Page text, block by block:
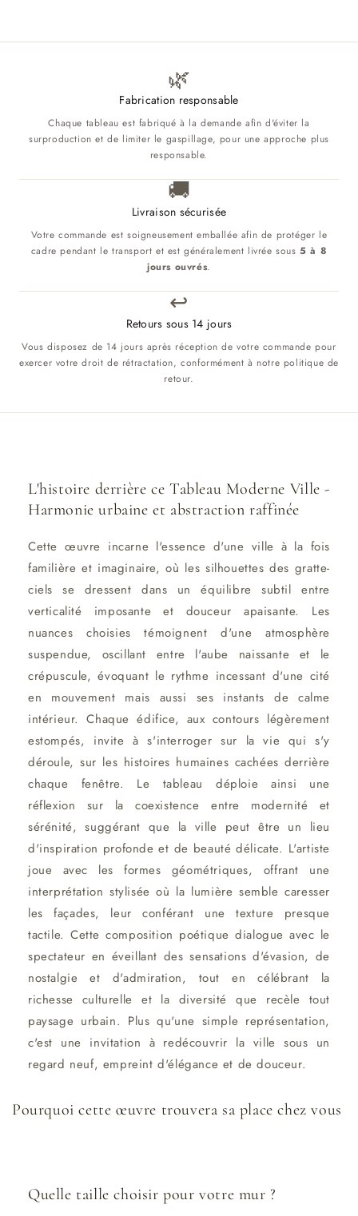
🌿
Fabrication responsable
Chaque tableau est fabriqué à la demande afin d'éviter la
surproduction et de limiter le gaspillage, pour une approche plus
responsable.
🚚
Livraison sécurisée
Votre commande est soigneusement emballée afin de protéger le
cadre pendant le transport et est généralement livrée sous5 à 8
jours ouvrés.
↩️
Retours sous 14 jours
Vous disposez de 14 jours après réception de votre commande pour
exercer votre droit de rétractation, conformément à notre politique de
retour.
L'histoire derrière ce Tableau Moderne Ville -
Harmonie urbaine et abstraction raffinée
Cette œuvre incarne l'essence d'une ville à la fois
familière et imaginaire, où les silhouettes des gratte-
ciels se dressent dans un équilibre subtil entre
verticalité imposante et douceur apaisante. Les
nuances choisies témoignent d'une atmosphère
suspendue, oscillant entre l'aube naissante et le
crépuscule, évoquant le rythme incessant d'une cité
en mouvement mais aussi ses instants de calme
intérieur. Chaque édifice, aux contours légèrement
estompés, invite à s'interroger sur la vie qui s'y
déroule, sur les histoires humaines cachées derrière
chaque fenêtre. Le tableau déploie ainsi une
réflexion sur la coexistence entre modernité et
sérénité, suggérant que la ville peut être un lieu
d'inspiration profonde et de beauté délicate. L'artiste
joue avec les formes géométriques, offrant une
interprétation stylisée où la lumière semble caresser
les façades, leur conférant une texture presque
tactile. Cette composition poétique dialogue avec le
spectateur en éveillant des sensations d'évasion, de
nostalgie et d'admiration, tout en célébrant la
richesse culturelle et la diversité que recèle tout
paysage urbain. Plus qu'une simple représentation,
c'est une invitation à redécouvrir la ville sous un
regard neuf, empreint d'élégance et de douceur.
Pourquoi cette œuvre trouvera sa place chez vous
Quelle taille choisir pour votre mur ?